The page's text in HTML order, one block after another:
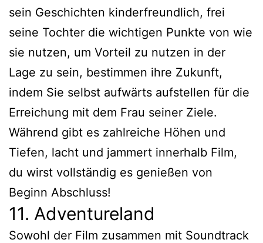
sein Geschichten kinderfreundlich, frei
seine Tochter die wichtigen Punkte von wie
sie nutzen, um Vorteil zu nutzen in der
Lage zu sein, bestimmen ihre Zukunft,
indem Sie selbst aufwärts aufstellen für die
Erreichung mit dem Frau seiner Ziele.
Während gibt es zahlreiche Höhen und
Tiefen, lacht und jammert innerhalb Film,
du wirst vollständig es genießen von
Beginn Abschluss!
11. Adventureland
Sowohl der Film zusammen mit Soundtrack